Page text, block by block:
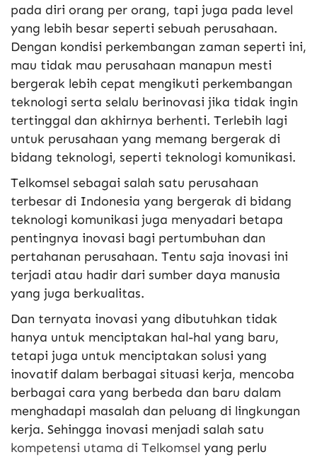
pada diri orang per orang, tapi juga pada level
yang lebih besar seperti sebuah perusahaan.
Dengan kondisi perkembangan zaman seperti ini,
mau tidak mau perusahaan manapun mesti
bergerak lebih cepat mengikuti perkembangan
teknologi serta selalu berinovasi jika tidak ingin
tertinggal dan akhirnya berhenti. Terlebih lagi
untuk perusahaan yang memang bergerak di
bidang teknologi, seperti teknologi komunikasi.
Telkomsel sebagai salah satu perusahaan
terbesar di Indonesia yang bergerak di bidang
teknologi komunikasi juga menyadari betapa
pentingnya inovasi bagi pertumbuhan dan
pertahanan perusahaan. Tentu saja inovasi ini
terjadi atau hadir dari sumber daya manusia
yang juga berkualitas.
Dan ternyata inovasi yang dibutuhkan tidak
hanya untuk menciptakan hal-hal yang baru,
tetapi juga untuk menciptakan solusi yang
inovatif dalam berbagai situasi kerja, mencoba
berbagai cara yang berbeda dan baru dalam
menghadapi masalah dan peluang di lingkungan
kerja. Sehingga inovasi menjadi salah satu
kompetensi utama di Telkomsel yang perlu